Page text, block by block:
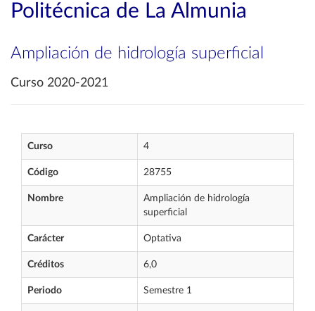
Politécnica de La Almunia
Ampliación de hidrología superficial
Curso 2020-2021
Curso 4
Código 28755
Nombre
Ampliación de hidrología
superficial
Carácter Optativa
Créditos 6,0
Periodo Semestre 1